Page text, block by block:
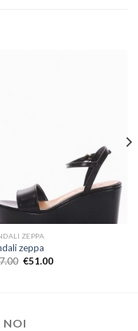
ZEPPA
zeppa
€51.00
NOI